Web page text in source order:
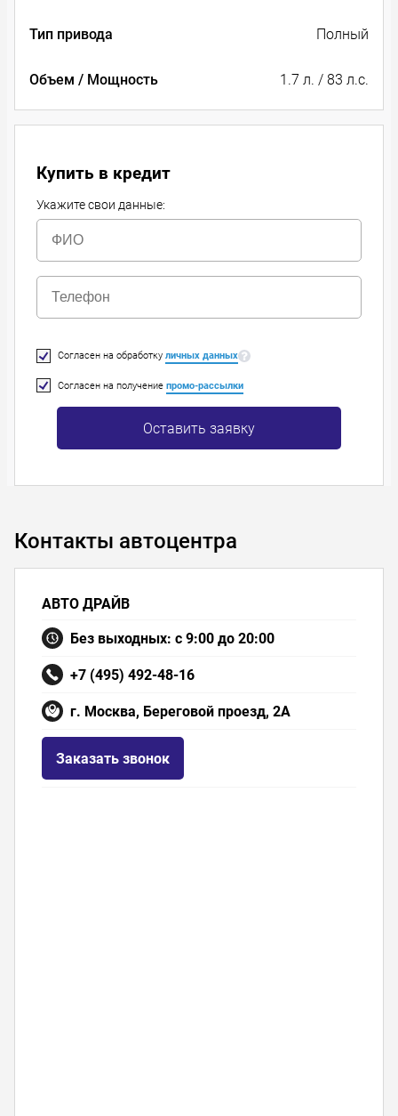
Тип привода Полный
Объем / Мощность 1.7 л. / 83 л.с.
Купить в кредит
Укажите свои данные:
Согласен на обработку личных данных
Согласен на получение промо-рассылки
Оставить заявку
Контакты автоцентра
АВТО ДРАЙВ
Без выходных: с 9:00 до 20:00
+7 (495) 492-48-16
г. Москва, Береговой проезд, 2А
Заказать звонок